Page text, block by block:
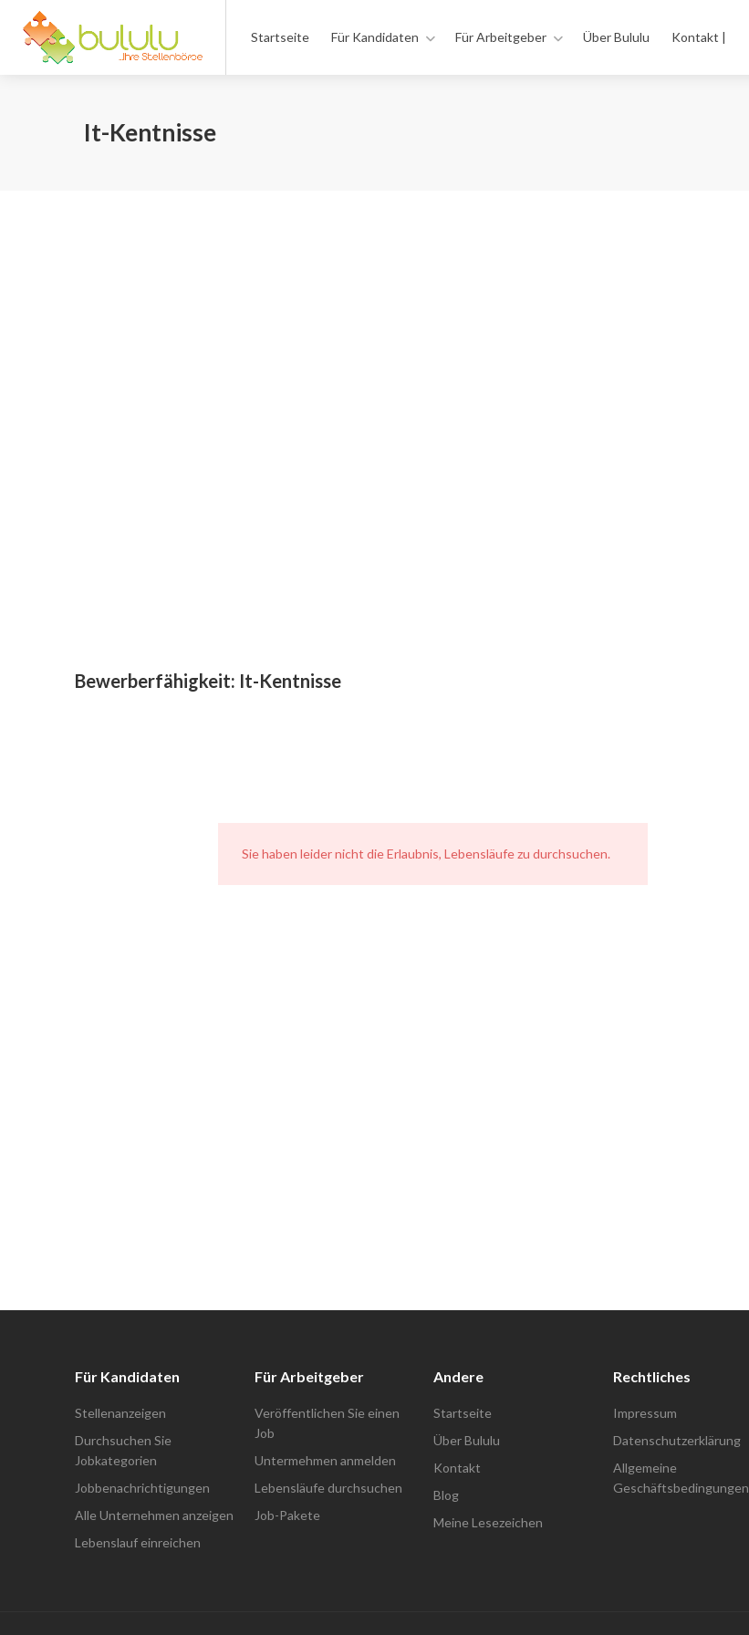
Startseite Für Kandidaten Für Arbeitgeber Über Bululu Kontakt |
It-Kentnisse
Bewerberfähigkeit: It-Kentnisse
Sie haben leider nicht die Erlaubnis, Lebensläufe zu durchsuchen.
Für Kandidaten
Stellenanzeigen
Durchsuchen Sie
Jobkategorien
Jobbenachrichtigungen
Alle Unternehmen anzeigen
Lebenslauf einreichen
Für Arbeitgeber
Veröffentlichen Sie einen
Job
Untermehmen anmelden
Lebensläufe durchsuchen
Job-Pakete
Andere
Startseite
Über Bululu
Kontakt
Blog
Meine Lesezeichen
Rechtliches
Impressum
Datenschutzerklärung
Allgemeine
Geschäftsbedingungen